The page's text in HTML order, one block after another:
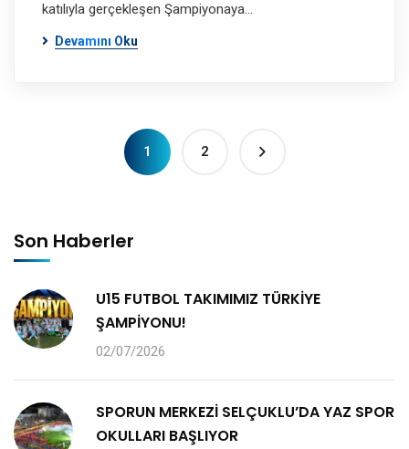
katılıyla gerçekleşen Şampiyonaya…
Devamını Oku
1 2
Son Haberler
U15 FUTBOL TAKIMIMIZ TÜRKİYE
ŞAMPİYONU!
02/07/2026
SPORUN MERKEZİ SELÇUKLU’DA YAZ SPOR
OKULLARI BAŞLIYOR